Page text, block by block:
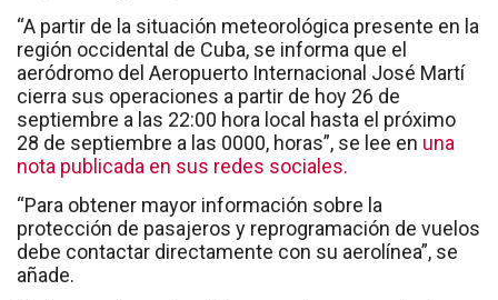
“A partir de la situación meteorológica presente en la
región occidental de Cuba, se informa que el
aeródromo del Aeropuerto Internacional José Martí
cierra sus operaciones a partir de hoy 26 de
septiembre a las 22:00 hora local hasta el próximo
28 de septiembre a las 0000, horas”, se lee en una
nota publicada en sus redes sociales.
“Para obtener mayor información sobre la
protección de pasajeros y reprogramación de vuelos
debe contactar directamente con su aerolínea”, se
añade.